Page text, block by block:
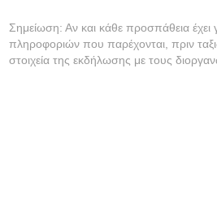
Σημείωση: Αν και κάθε προσπάθεια έχει
πληροφοριών που παρέχονται, πριν
στοιχεία της εκδήλωσης με τους